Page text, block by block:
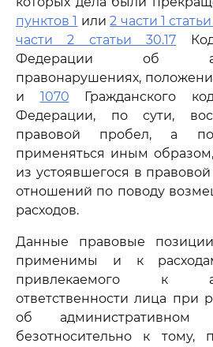
пунктов 1 или2 части 1
части 2 статьи 30.17
Федерации об
правонарушениях,
и 1070 Гражданского
Федерации, по сути,
правовой пробел, а
применяться иным
из устоявшегося в
отношений по поводу
расходов.
Данные правовые
применимы и к
привлекаемого к
ответственности лица при
об административном
безотносительно к